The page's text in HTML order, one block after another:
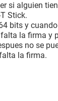
si alguien
Stick.
bits y
la firma y
no se
la firma.